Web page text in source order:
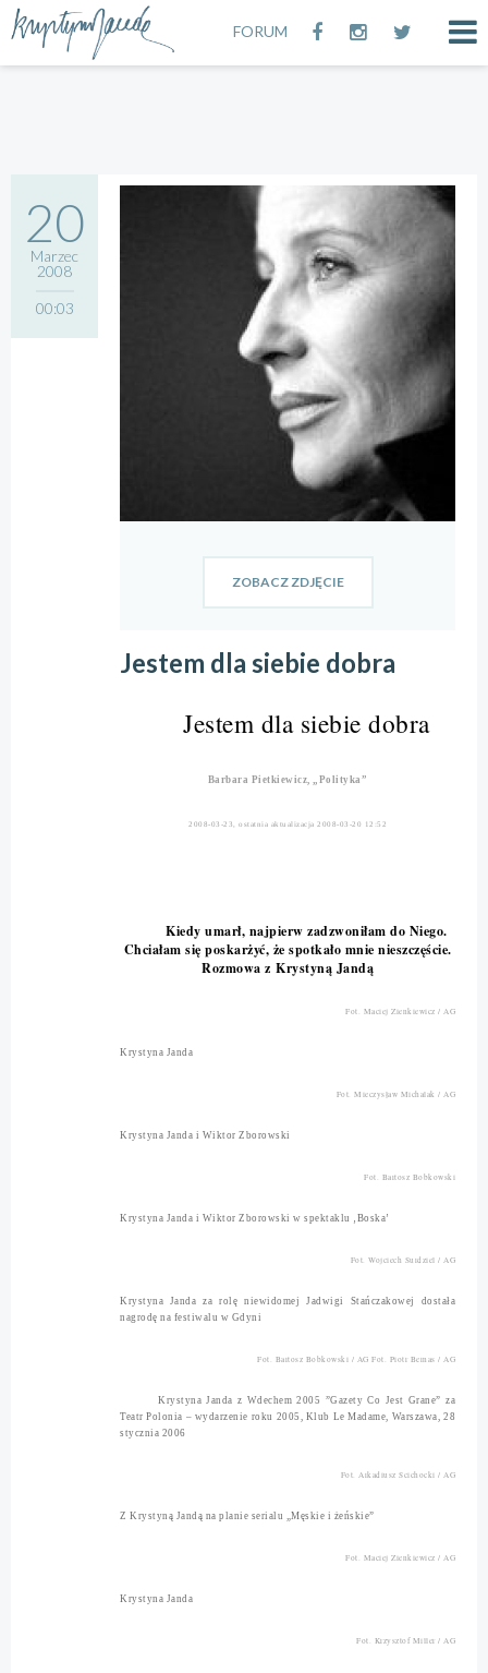
FORUM
20
Marzec
2008
00:03
ZOBACZ ZDJĘCIE
Jestem dla siebie dobra
Jestem dla siebie dobra
Barbara Pietkiewicz, „Polityka”
2008-03-23, ostatnia aktualizacja 2008-03-20 12:52
Kiedy umarł, najpierw zadzwoniłam do Niego.
Chciałam się poskarżyć, że spotkało mnie nieszczęście.
Rozmowa z Krystyną Jandą
Fot. Maciej Zienkiewicz / AG
Krystyna Janda
Fot. Mieczysław Michalak / AG
Krystyna Janda i Wiktor Zborowski
Fot. Bartosz Bobkowski
Krystyna Janda i Wiktor Zborowski w spektaklu ‚Boska’
Fot. Wojciech Surdziel / AG
Krystyna Janda za rolę niewidomej Jadwigi Stańczakowej dostała
nagrodę na festiwalu w Gdyni
Fot. Bartosz Bobkowski / AG Fot. Piotr Bernas / AG
Krystyna Janda z Wdechem 2005 ”Gazety Co Jest Grane” za
Teatr Polonia – wydarzenie roku 2005, Klub Le Madame, Warszawa, 28
stycznia 2006
Fot. Arkadiusz Scichocki / AG
Z Krystyną Jandą na planie serialu „Męskie i żeńskie”
Fot. Maciej Zienkiewicz / AG
Krystyna Janda
Fot. Krzysztof Miller / AG